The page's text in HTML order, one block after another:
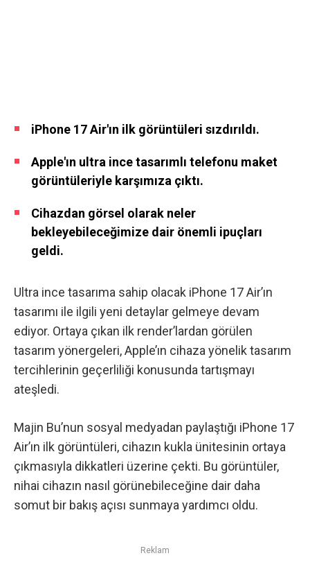
iPhone 17 Air'ın ilk görüntüleri sızdırıldı.
Apple'ın ultra ince tasarımlı telefonu maket
görüntüleriyle karşımıza çıktı.
Cihazdan görsel olarak neler
bekleyebileceğimize dair önemli ipuçları
geldi.
Ultra ince tasarıma sahip olacak iPhone 17 Air’ın
tasarımı ile ilgili yeni detaylar gelmeye devam
ediyor. Ortaya çıkan ilk render’lardan görülen
tasarım yönergeleri, Apple’ın cihaza yönelik tasarım
tercihlerinin geçerliliği konusunda tartışmayı
ateşledi.
Majin Bu’nun sosyal medyadan paylaştığı iPhone 17
Air’ın ilk görüntüleri, cihazın kukla ünitesinin ortaya
çıkmasıyla dikkatleri üzerine çekti. Bu görüntüler,
nihai cihazın nasıl görünebileceğine dair daha
somut bir bakış açısı sunmaya yardımcı oldu.
Reklam